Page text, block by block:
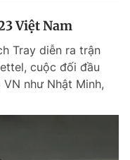
Việt Nam
Tray diễn ra trận
cuộc đối đầu
như Nhật Minh,